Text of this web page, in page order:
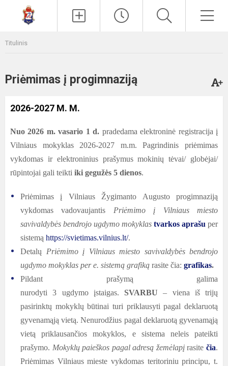
Titulinis
Priėmimas į progimnaziją
2026-2027 M. M.
Nuo 2026 m. vasario 1 d. pradedama elektroninė registracija į
Vilniaus mokyklas 2026-2027 m.m. Pagrindinis priėmimas
vykdomas ir elektroninius prašymus mokinių tėvai/ globėjai/
rūpintojai gali teikti iki gegužės 5 dienos.
Priėmimas į Vilniaus Žygimanto Augusto progimnaziją
vykdomas vadovaujantis Priėmimo į Vilniaus miesto
savivaldybės bendrojo ugdymo mokyklas tvarkos aprašu per
sistemą https://svietimas.vilnius.lt/.
Detalų Priėmimo į Vilniaus miesto savivaldybės bendrojo
ugdymo mokyklas per e. sistemą grafiką rasite čia: grafikas.
Pildant prašymą galima
nurodyti 3 ugdymo įstaigas. SVARBU – viena iš trijų
pasirinktų mokyklų būtinai turi priklausyti pagal deklaruotą
gyvenamąją vietą. Nenurodžius pagal deklaruotą gyvenamąją
vietą priklausančios mokyklos, e sistema neleis pateikti
prašymo. Mokyklų paieškos pagal adresą žemėlapįrasitečia.
Priėmimas Vilniaus mieste vykdomas teritoriniu principu, t.